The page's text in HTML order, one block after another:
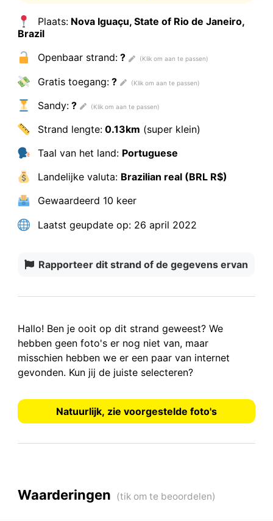
Plaats:Nova Iguaçu, State of Rio de Janeiro,
Brazil
Openbaar strand:?
Gratis toegang:?
Sandy:?
Strand lengte:0.13km (super klein)
Taal van het land: Portuguese
Landelijke valuta: Brazilian real (BRL R$)
Gewaardeerd 10 keer
Laatst geupdate op:26 april 2022
Rapporteer dit strand of de gegevens ervan
Hallo! Ben je ooit op dit strand geweest? We
hebbengeen foto's er nog niet van, maar
misschien hebben we er een paar van internet
gevonden. Kun jij de juiste selecteren?
Natuurlijk, zie voorgestelde foto's
Waarderingen